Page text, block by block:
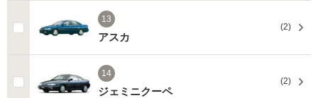
13
アスカ
(2)
14
ジェミニクーペ
(2)